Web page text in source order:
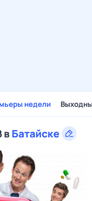
недели
вБатайске